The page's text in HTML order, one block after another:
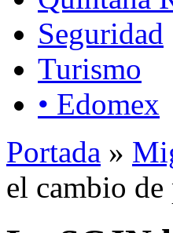
Seguridad
Turismo
• Edomex
Portada »
el cambio